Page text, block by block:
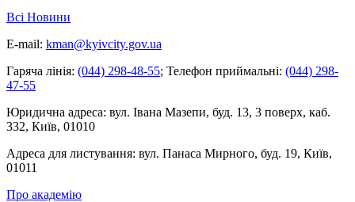
Всі Новини
E-mail: kman@kyivcity.gov.ua
Гаряча лінія: (044) 298-48-55; Телефон приймальні: (044) 298-
47-55
Юридична адреса: вул. Івана Мазепи, буд. 13, 3 поверх, каб.
332, Київ, 01010
Адреса для листування: вул. Панаса Мирного, буд. 19, Київ,
01011
Про академію